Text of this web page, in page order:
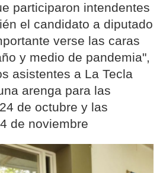
participaron intendentes
el candidato a diputado
verse las caras
y medio de pandemia",
asistentes a La Tecla
arenga para las
de octubre y las
de noviembre